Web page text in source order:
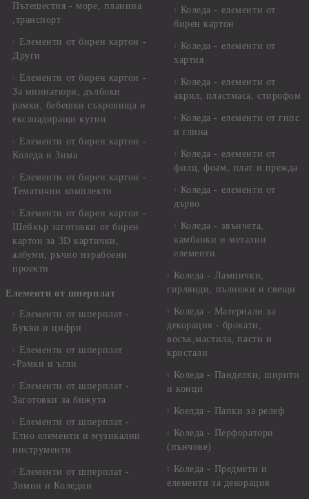
Пътешестия - море, планина
,транспорт
Елементи от бирен картон -
Други
Елементи от бирен картон -
За миниатюри, дълбоки
рамки, бебешки съкровища и
екслоадиращи кутии
Елементи от бирен картон -
Коледа и Зима
Елементи от бирен картон -
Тематични комплекти
Елементи от бирен картон -
Шейкър заготовки от бирен
картон за 3D картички,
албуми, ръчно израбоени
проекти
Елементи от шперплат
Елементи от шперплат -
Букви и цифри
Елементи от шперплат
-Рамки и ъгли
Елементи от шперплат -
Заготовки за бижута
Елементи от шперплат -
Етно елементи и музикални
инструменти
Елементи от шперплат -
Зимни и Коледни
Коледа - елементи от
бирен картон
Коледа - елементи от
хартия
Коледа - елементи от
акрил, пластмаса, стирофом
Коледа - елементи от гипс
и глина
Коледа - елементи от
филц, фоам, плат и прежда
Коледа - елементи от
дърво
Коледа - звънчета,
камбанки и метални
елементи
Коледа - Лампички,
гирлянди, пълнежи и свещи
Коледа - Материали за
декорация - брокати,
восък,мастила, пасти и
кристали
Коледа - Панделки, ширити
и конци
Коелда - Папки за релеф
Коледа - Перфоратори
(пънчове)
Коледа - Предмети и
елементи за декорация